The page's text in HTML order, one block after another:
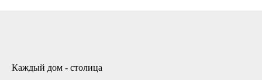
Каждый дом - столица